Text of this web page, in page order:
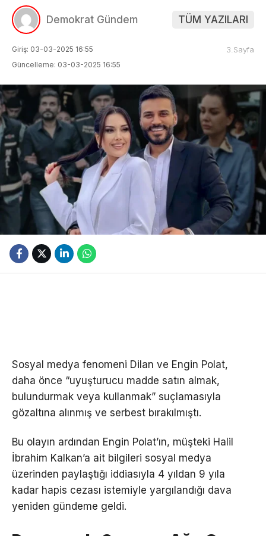
Demokrat Gündem TÜM YAZILARI
Giriş: 03-03-2025 16:55
Güncelleme: 03-03-2025 16:55
3.Sayfa
Sosyal medya fenomeni Dilan ve Engin Polat,
daha önce “uyuşturucu madde satın almak,
bulundurmak veya kullanmak” suçlamasıyla
gözaltına alınmış ve serbest bırakılmıştı.
Bu olayın ardından Engin Polat’ın, müşteki Halil
İbrahim Kalkan’a ait bilgileri sosyal medya
üzerinden paylaştığı iddiasıyla 4 yıldan 9 yıla
kadar hapis cezası istemiyle yargılandığı dava
yeniden gündeme geldi.